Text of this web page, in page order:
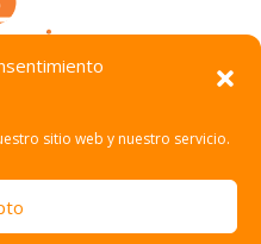
sitio web y nuestro servicio.
Derechos Reservados.